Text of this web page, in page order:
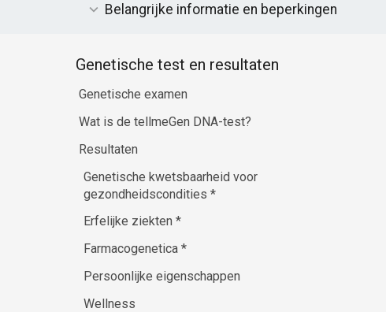
Belangrijke informatie en beperkingen
Genetische test en resultaten
Genetische examen
Wat is de tellmeGen DNA-test?
Resultaten
Genetische kwetsbaarheid voor
gezondheidscondities *
Erfelijke ziekten *
Farmacogenetica *
Persoonlijke eigenschappen
Wellness